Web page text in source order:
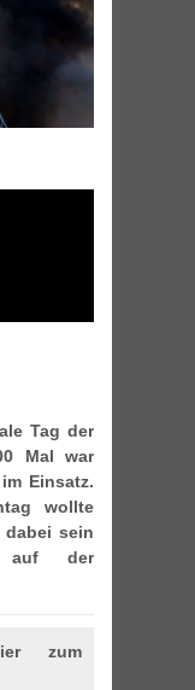
Tag der
Mal war
Einsatz.
wollte
dabei sein
der
zum